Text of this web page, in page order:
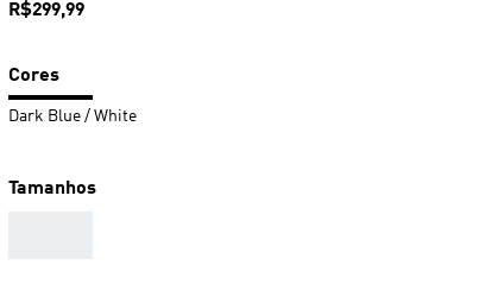
Preço
R$299,99
Cores
Dark Blue / White
Tamanhos